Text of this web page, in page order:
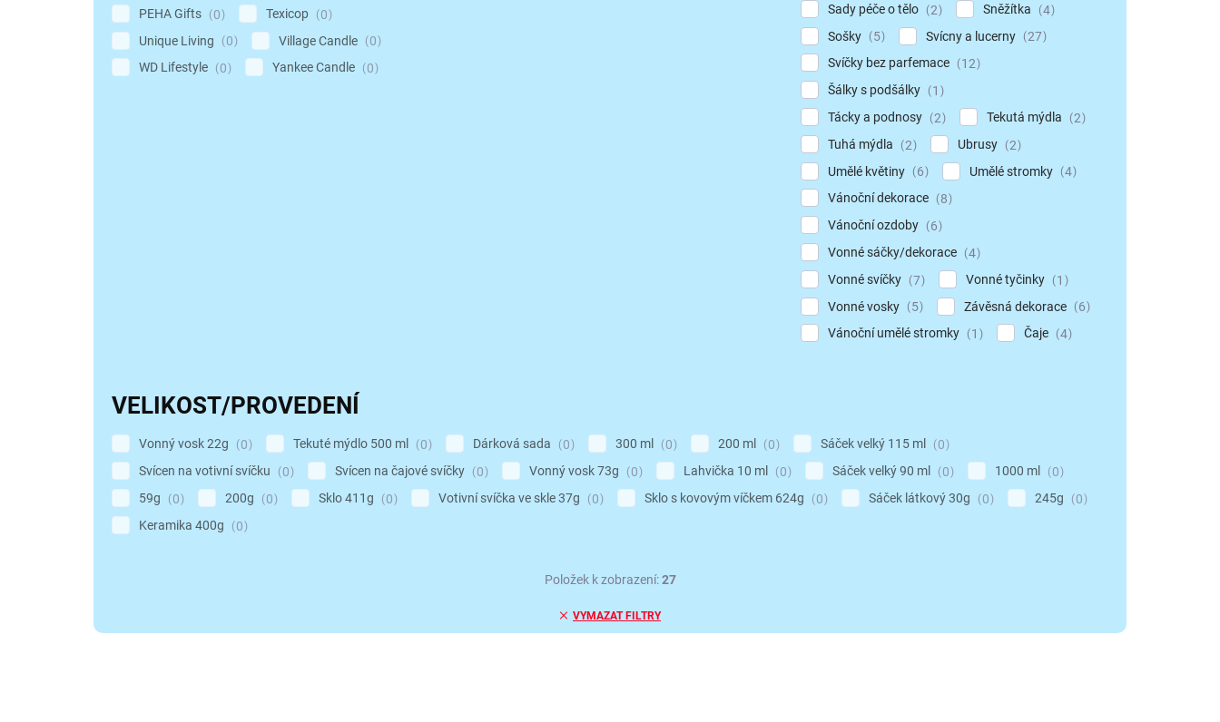
PEHA Gifts
0 Texicop
0
Unique Living
0 Village Candle
0
WD Lifestyle
0 Yankee Candle 0
Sady péče o tělo
2 Sněžítka
4
Sošky
5 Svícny a lucerny
27
Svíčky bez parfemace
12
Šálky s podšálky
1
Tácky a podnosy
2 Tekutá mýdla
2
Tuhá mýdla
2 Ubrusy
2
Umělé květiny
6 Umělé stromky
4
Vánoční dekorace
8
Vánoční ozdoby
6
Vonné sáčky/dekorace
4
Vonné svíčky
7 Vonné tyčinky
1
Vonné vosky
5 Závěsná dekorace
6
Vánoční umělé stromky
1 Čaje 4
VELIKOST/PROVEDENÍ
Vonný vosk 22g 0 Tekuté mýdlo 500 ml 0 Dárková sada 0 300 ml 0 200 ml 0 Sáček velký 115 ml
0
Svícen na votivní svíčku
0 Svícen na čajové svíčky 0 Vonný vosk 73g 0 Lahvička 10 ml 0 Sáček velký 90 ml 0 1000 ml
0
59g
0 200g 0 Sklo 411g 0 Votivní svíčka ve skle 37g 0 Sklo s kovovým víčkem 624g 0 Sáček látkový 30g 0 245g
0
Keramika 400g
0
VYMAZAT FILTRY
Položek k zobrazení:27